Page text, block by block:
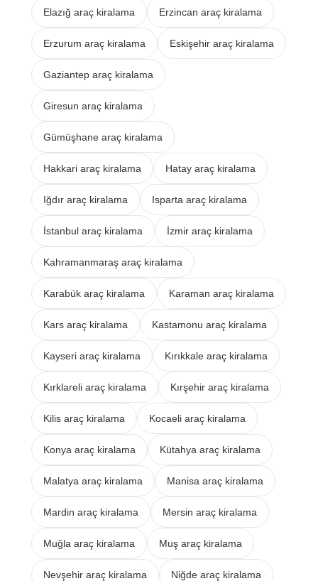
Elazığ araç kiralama Erzincan araç kiralama
Erzurum araç kiralama Eskişehir araç kiralama
Gaziantep araç kiralama
Giresun araç kiralama
Gümüşhane araç kiralama
Hakkari araç kiralama Hatay araç kiralama
Iğdır araç kiralama Isparta araç kiralama
İstanbul araç kiralama İzmir araç kiralama
Kahramanmaraş araç kiralama
Karabük araç kiralama Karaman araç kiralama
Kars araç kiralama Kastamonu araç kiralama
Kayseri araç kiralama Kırıkkale araç kiralama
Kırklareli araç kiralama Kırşehir araç kiralama
Kilis araç kiralama Kocaeli araç kiralama
Konya araç kiralama Kütahya araç kiralama
Malatya araç kiralama Manisa araç kiralama
Mardin araç kiralama Mersin araç kiralama
Muğla araç kiralama Muş araç kiralama
Nevşehir araç kiralama Niğde araç kiralama